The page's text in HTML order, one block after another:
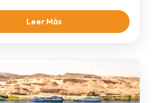
Leer Más